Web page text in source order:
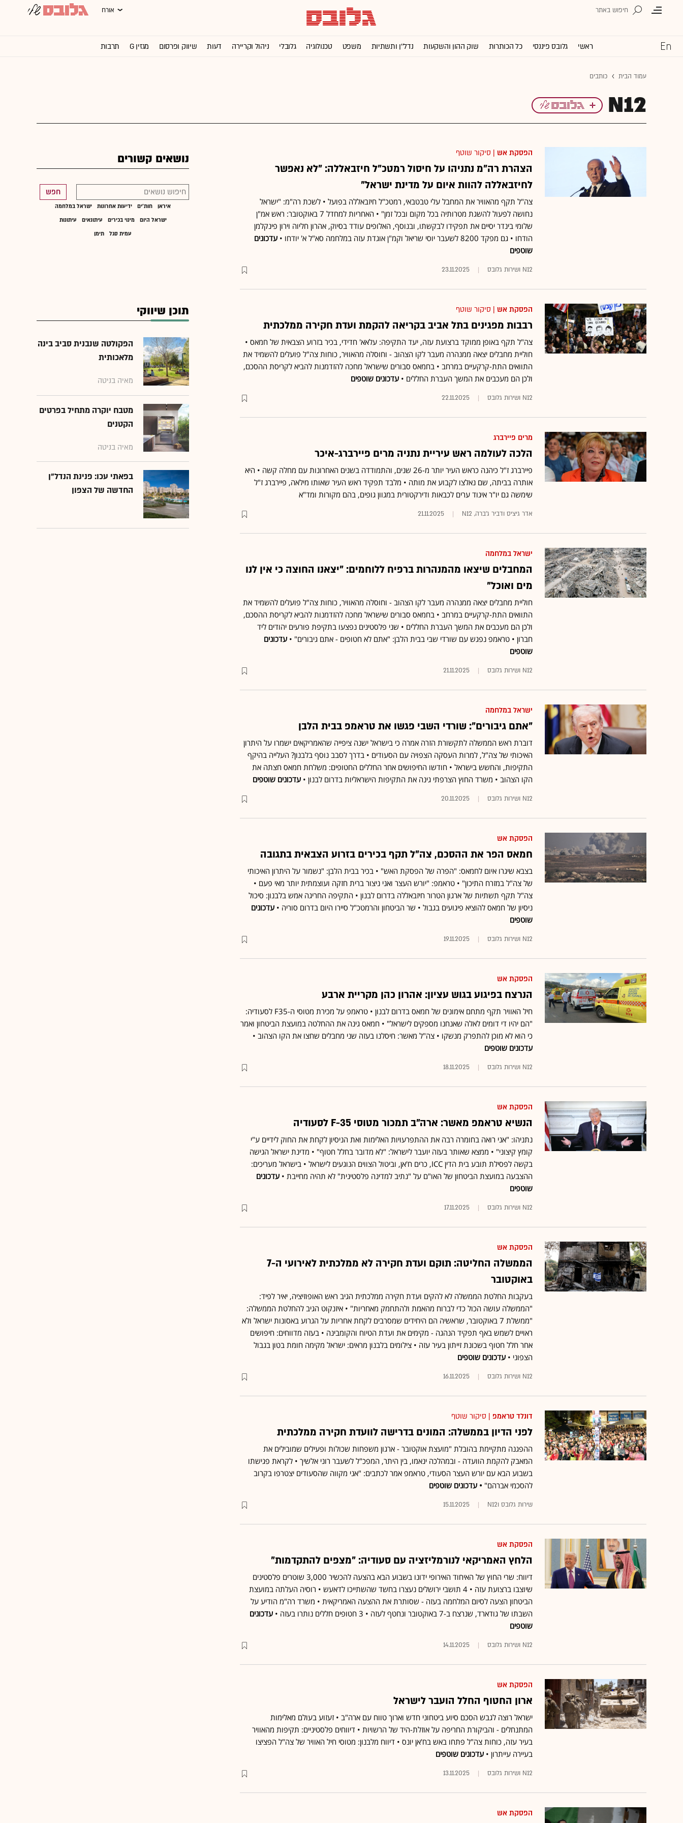
אורח
ראשי גלובס פיננסי כל הכותרות שוק ההון והשקעות נדל''ן ותשתיות משפט טכנולוגיה גלובלי ניהול וקריירה דעות שיווק ופרסום מגזין G תרבות
עמוד הבית כותבים
N12
הפסקת אש | סיקור שוטף
הצהרת רה"מ נתניהו על חיסול רמטכ"ל חיזבאללה: "לא נאפשר
לחיזבאללה להוות איום על מדינת ישראל"
צה"ל תקף מהאוויר את המחבל עלי טבטבאי, רמטכ"ל חיזבאללה בפועל • לשכת רה"מ: "ישראל
נחושה לפעול להשגת מטרותיה בכל מקום ובכל זמן" • האחריות למחדל 7 באוקטובר: ראש אמ"ן
שלומי בינדר יסיים את תפקידו לבקשתו, ובנוסף, האלופים עודד בסיוק, אהרון חליוה וירון פינקלמן
הודחו • גם מפקד 8200 לשעבר יוסי שריאל וקמ"ן אוגדת עזה במלחמה סא"ל א' יודחו •
עדכונים
שוטפים
N12 ושירות גלובס 23.11.2025
הפסקת אש | סיקור שוטף
רבבות מפגינים בתל אביב בקריאה להקמת ועדת חקירה ממלכתית
צה"ל תקף באופן ממוקד ברצועת עזה, יעד התקיפה: עלאא' חדידי, בכיר בזרוע הצבאית של חמאס •
חוליית מחבלים יצאה ממנהרה מעבר לקו הצהוב - וחוסלה מהאוויר, כוחות צה"ל פועלים להשמיד את
התוואים התת-קרקעיים במרחב • בחמאס סבורים שישראל מחכה להזדמנות להביא לקריסת ההסכם,
ולכן הם מעכבים את המשך העברת החללים • עדכונים שוטפים
N12 ושירות גלובס 22.11.2025
מרים פיירברג
הלכה לעולמה ראש עיריית נתניה מרים פיירברג-איכר
פיירברג ז"ל כיהנה כראש העיר יותר מ-26 שנים, והתמודדה בשנים האחרונות עם מחלה קשה • היא
אותרה בביתה, שם נאלצו לקבוע את מותה • מלבד תפקיד ראש העיר שאותו מילאה, פיירברג ז"ל
שימשה גם יו"ר איגוד ערים לכבאות ודירקטורית במגוון גופים, בהם מקורות ומד"א
אדר גיציס ודביר ג'ברה, N12 21.11.2025
ישראל במלחמה
המחבלים שיצאו מהמנהרות ברפיח ללוחמים: "יצאנו החוצה כי אין לנו
מים ואוכל"
חוליית מחבלים יצאה ממנהרה מעבר לקו הצהוב - וחוסלה מהאוויר, כוחות צה"ל פועלים להשמיד את
התוואים התת-קרקעיים במרחב • בחמאס סבורים שישראל מחכה להזדמנות להביא לקריסת ההסכם,
ולכן הם מעכבים את המשך העברת החללים • שני פלסטינים נפצעו בתקיפת פורעים יהודים ליד
חברון • טראמפ נפגש עם שורדי שבי בבית הלבן: "אתם לא חטופים - אתם גיבורים" • עדכונים
שוטפים
N12 ושירות גלובס 21.11.2025
ישראל במלחמה
"אתם גיבורים": שורדי השבי פגשו את טראמפ בבית הלבן
דוברת ראש הממשלה לתקשורת הזרה אמרה כי בישראל ישנה ציפייה שהאמריקאים ישמרו על היתרון
האיכותי של צה"ל, למרות העסקה הצפויה עם הסעודים • בדרך לסבב נוסף בלבנון? העלייה בהיקף
התקיפות, והחשש בישראל • חודשו החיפושים אחר החללים החטופים: משלחת חמאס חצתה את
הקו הצהוב • משרד החוץ הצרפתי גינה את התקיפות הישראליות בדרום לבנון • עדכונים שוטפים
N12 ושירות גלובס 20.11.2025
הפסקת אש
חמאס הפר את ההסכם, צה"ל תקף בכירים בזרוע הצבאית בתגובה
בצבא שיגרו איום לחמאס: "הפרה של הפסקת האש" • בכיר בבית הלבן: "נשמור על היתרון האיכותי
של צה"ל במזרח התיכון" • טראמפ: "יורש העצר ואני ניצור ברית חזקה ועוצמתית יותר מאי פעם •
צה"ל תקף תשתיות של ארגון הטרור חיזבאללה בדרום לבנון • התקיפה החריגה אמש בלבנון: סיכול
ניסיון של חמאס להוציא פיגועים בגבול • שר הביטחון והרמטכ"ל סיירו היום בדרום סוריה • עדכונים
שוטפים
N12 ושירות גלובס 19.11.2025
הפסקת אש
הנרצח בפיגוע בגוש עציון: אהרון כהן מקריית ארבע
חיל האוויר תקף מתחם אימונים של חמאס בדרום לבנון • טראמפ על מכירת מטוסי ה-F35 לסעודיה:
"הם יהיו די דומים לאלה שאנחנו מספקים לישראל" • חמאס גינה את ההחלטה במועצת הביטחון ואמר
כי הוא לא מוכן להתפרק מנשקו • צה"ל מאשר: חיסלנו בעזה שני מחבלים שחצו את הקו הצהוב •
עדכונים שוטפים
N12 ושירות גלובס 18.11.2025
הפסקת אש
הנשיא טראמפ מאשר: ארה"ב תמכור מטוסי F-35 לסעודיה
נתניהו: "אני רואה בחומרה רבה את ההתפרעויות האלימות ואת הניסיון לקחת את החוק לידיים ע"י
קומץ קיצוני" • ממצא שאותר בעזה יועבר לישראל: "לא מדובר בחלל חטוף" • מדינת ישראל הגישה
בקשה לפסילת תובע בית הדין ICC, כרים ח'אן, וביטול הצווים הנוגעים לישראל • בישראל מעריכים:
ההצבעה במועצת הביטחון של האו"ם על "נתיב למדינה פלסטינית" לא תהיה מחייבת • עדכונים
שוטפים
N12 ושירות גלובס 17.11.2025
הפסקת אש
הממשלה החליטה: תוקם ועדת חקירה לא ממלכתית לאירועי ה-7
באוקטובר
בעקבות החלטת הממשלה לא להקים ועדת חקירה ממלכתית הגיב ראש האופוזיציה, יאיר לפיד:
"הממשלה עושה הכול כדי לברוח מהאמת ולהתחמק מאחריות" • איזנקוט הגיב להחלטת הממשלה:
"ממשלת 7 באוקטובר, שראשיה הם היחידים שמסרבים לקחת אחריות על הגרוע באסונות ישראל ולא
ראויים לשמש באף תפקיד הנהגה - מקימים את ועדת הטיוח והקומבינה • בעזה מדווחים: חיפושים
אחר חלל חטוף בשכונת זייתון בעיר עזה • צילומים בלבנון מראים: ישראל מקימה חומת בטון בגבול
הצפוני • עדכונים שוטפים
N12 ושירות גלובס 16.11.2025
דונלד טראמפ | סיקור שוטף
לפני הדיון בממשלה: המונים בדרישה לוועדת חקירה ממלכתית
ההפגנה מתקיימת בהובלת "מועצת אוקטובר - ארגון משפחות שכולות ופעילים שמובילים את
המאבק להקמת הוועדה - ובמהלכה ינאמו, בין היתר, המפכ"ל לשעבר רוני אלשיך • לקראת פגישתו
בשבוע הבא עם יורש העצר הסעודי, טראמפ אמר לכתבים: "אני מקווה שהסעודים יצטרפו בקרוב
להסכמי אברהם" • עדכונים שוטפים
שירות גלובס וN12 15.11.2025
הפסקת אש
הלחץ האמריקאי לנורמליזציה עם סעודיה: "מצפים להתקדמות"
דיווח: שרי החוץ של האיחוד האירופי ידונו בשבוע הבא בהצעה להכשיר 3,000 שוטרים פלסטינים
שיוצבו ברצועת עזה • 4 תושבי ירושלים נעצרו בחשד שהשתייכו לדאעש • רוסיה העלתה במועצת
הביטחון הצעה לסיום המלחמה בעזה - שסותרת את ההצעה האמריקאית • משרד רה"מ הודיע על
השבתו של גודארד, שנרצח ב-7 באוקטובר ונחטף לעזה • 3 חטופים חללים נותרו בעזה •
עדכונים
שוטפים
N12 ושירות גלובס 14.11.2025
הפסקת אש
ארון החטוף החלל הועבר לישראל
ישראל רוצה לגבש הסכם סיוע ביטחוני חדש וארוך טווח עם ארה"ב • זעזוע בעולם מאלימות
המתנחלים - והביקורת החריפה על אוזלת-היד של הרשויות • דיווחים פלסטיניים: תקיפות מהאוויר
בעיר עזה, כוחות צה"ל פתחו באש בח'אן יונס • דיווח מלבנון: מטוסי חיל האוויר של צה"ל הפציצו
בעיירה עייתרון • עדכונים שוטפים
N12 ושירות גלובס 13.11.2025
הפסקת אש
נושאים קשורים
חפש
איראן חות'ים ידיעות אחרונות
ישראל במלחמה
ישראל היום
מינוי בכירים עיתונאים
עיתונות
עמית סגל
תימן
תוכן שיווקי
הפקולטה שנבנית סביב בינה
מלאכותית
מאיה בניטה
מטבח יוקרה מתחיל בפרטים
הקטנים
מאיה בניטה
בפאתי עכו: פנינת הנדל"ן
החדשה של הצפון